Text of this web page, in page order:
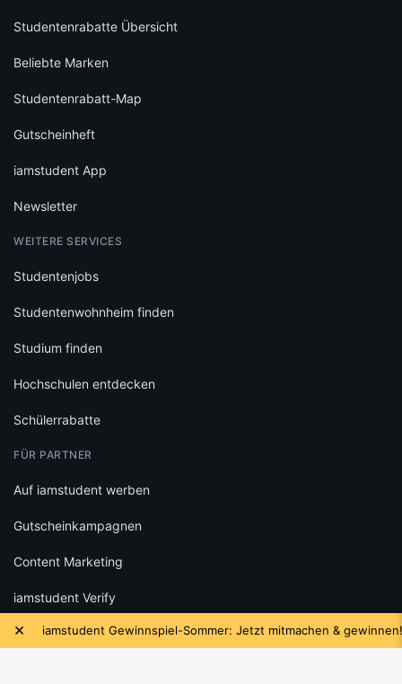
×iamstudent Gewinnspiel-Sommer: Jetzt mitmachen & gewinnen!
Studentenrabatte Übersicht
Beliebte Marken
Studentenrabatt-Map
Gutscheinheft
iamstudent App
Newsletter
WEITERE SERVICES
Studentenjobs
Studentenwohnheim finden
Studium finden
Hochschulen entdecken
Schülerrabatte
FÜR PARTNER
Auf iamstudent werben
Gutscheinkampagnen
Content Marketing
iamstudent Verify